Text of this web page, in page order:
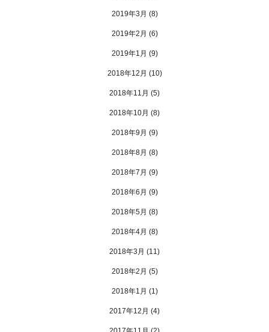
2019年3月 (8)
2019年2月 (6)
2019年1月 (9)
2018年12月 (10)
2018年11月 (5)
2018年10月 (8)
2018年9月 (9)
2018年8月 (8)
2018年7月 (9)
2018年6月 (9)
2018年5月 (8)
2018年4月 (8)
2018年3月 (11)
2018年2月 (5)
2018年1月 (1)
2017年12月 (4)